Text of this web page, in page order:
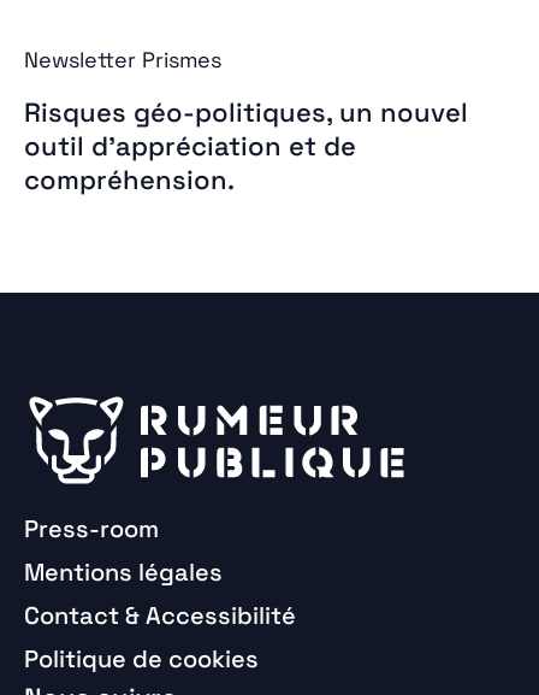
Newsletter Prismes
Risques géo-politiques, un nouvel
outil d’appréciation et de
compréhension.
Press-room
Mentions légales
Contact & Accessibilité
Politique de cookies